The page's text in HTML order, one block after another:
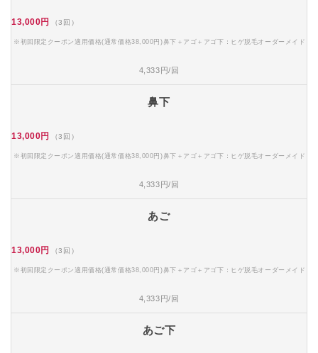
13,000円 （3回）
※初回限定クーポン適用価格(通常価格38,000円)鼻下＋アゴ＋アゴ下：ヒゲ脱毛オーダーメイド
4,333円/回
鼻下
13,000円 （3回）
※初回限定クーポン適用価格(通常価格38,000円)鼻下＋アゴ＋アゴ下：ヒゲ脱毛オーダーメイド
4,333円/回
あご
13,000円 （3回）
※初回限定クーポン適用価格(通常価格38,000円)鼻下＋アゴ＋アゴ下：ヒゲ脱毛オーダーメイド
4,333円/回
あご下